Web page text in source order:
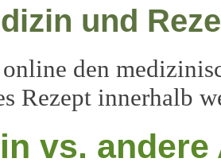
und
den
Rezept innerhalb
vs.